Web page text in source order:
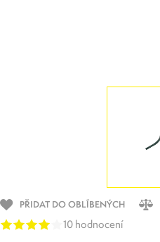
PŘIDAT DO OBLÍBENÝCH
10 hodnocení